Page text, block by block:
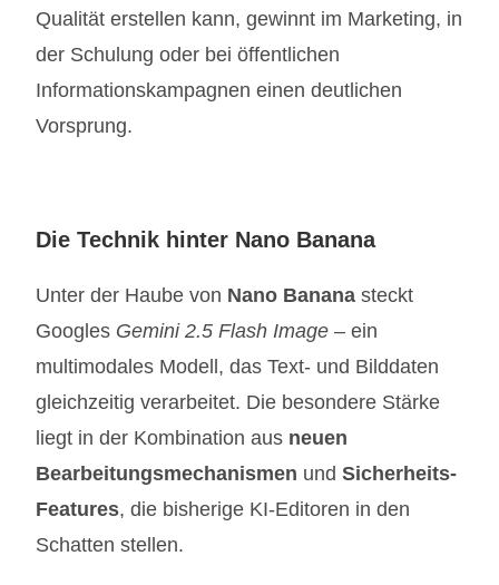
Qualität erstellen kann, gewinnt im Marketing, in
der Schulung oder bei öffentlichen
Informationskampagnen einen deutlichen
Vorsprung.
Die Technik hinter Nano Banana
Unter der Haube von Nano Banana steckt
Googles Gemini 2.5 Flash Image – ein
multimodales Modell, das Text- und Bilddaten
gleichzeitig verarbeitet. Die besondere Stärke
liegt in der Kombination aus neuen
Bearbeitungsmechanismen undSicherheits-
Features, die bisherige KI-Editoren in den
Schatten stellen.